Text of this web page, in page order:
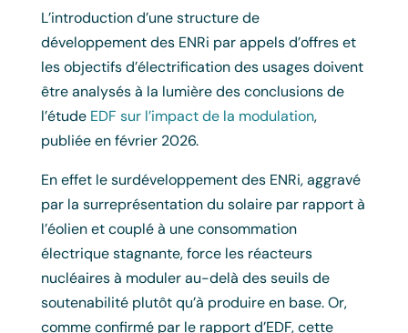
L’introduction d’une structure de
développement des ENRi par appels d’offres et
les objectifs d’électrification des usages doivent
êtreanalysés à la lumière des conclusions de
l’étude EDF sur l’impact de la modulation,
publiée en février 2026.
En effet le surdéveloppement des ENRi, aggravé
par la surreprésentation du solaire par rapport à
l’éolien et couplé à une consommation
électrique stagnante, force les réacteurs
nucléaires à moduler au-delà des seuils de
soutenabilité plutôt qu’à produire en base. Or,
comme confirmé par le rapport d’EDF, cette